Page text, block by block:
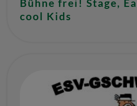
Bühne frei! Stage,
cool Kids